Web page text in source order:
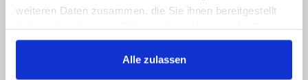
weiteren Daten zusammen, die Sie ihnen bereitgestellt
gesammelt haben.
Alle zulassen
Téléphonez nous, envoyez nous des e-mails,
contactez nous sur les réseaux sociales, nous
089 - 41 61 08 780